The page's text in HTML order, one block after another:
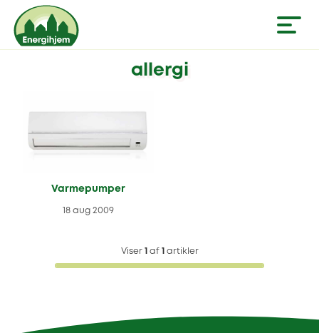
allergi
Varmepumper
18 aug 2009
Viser af artikler